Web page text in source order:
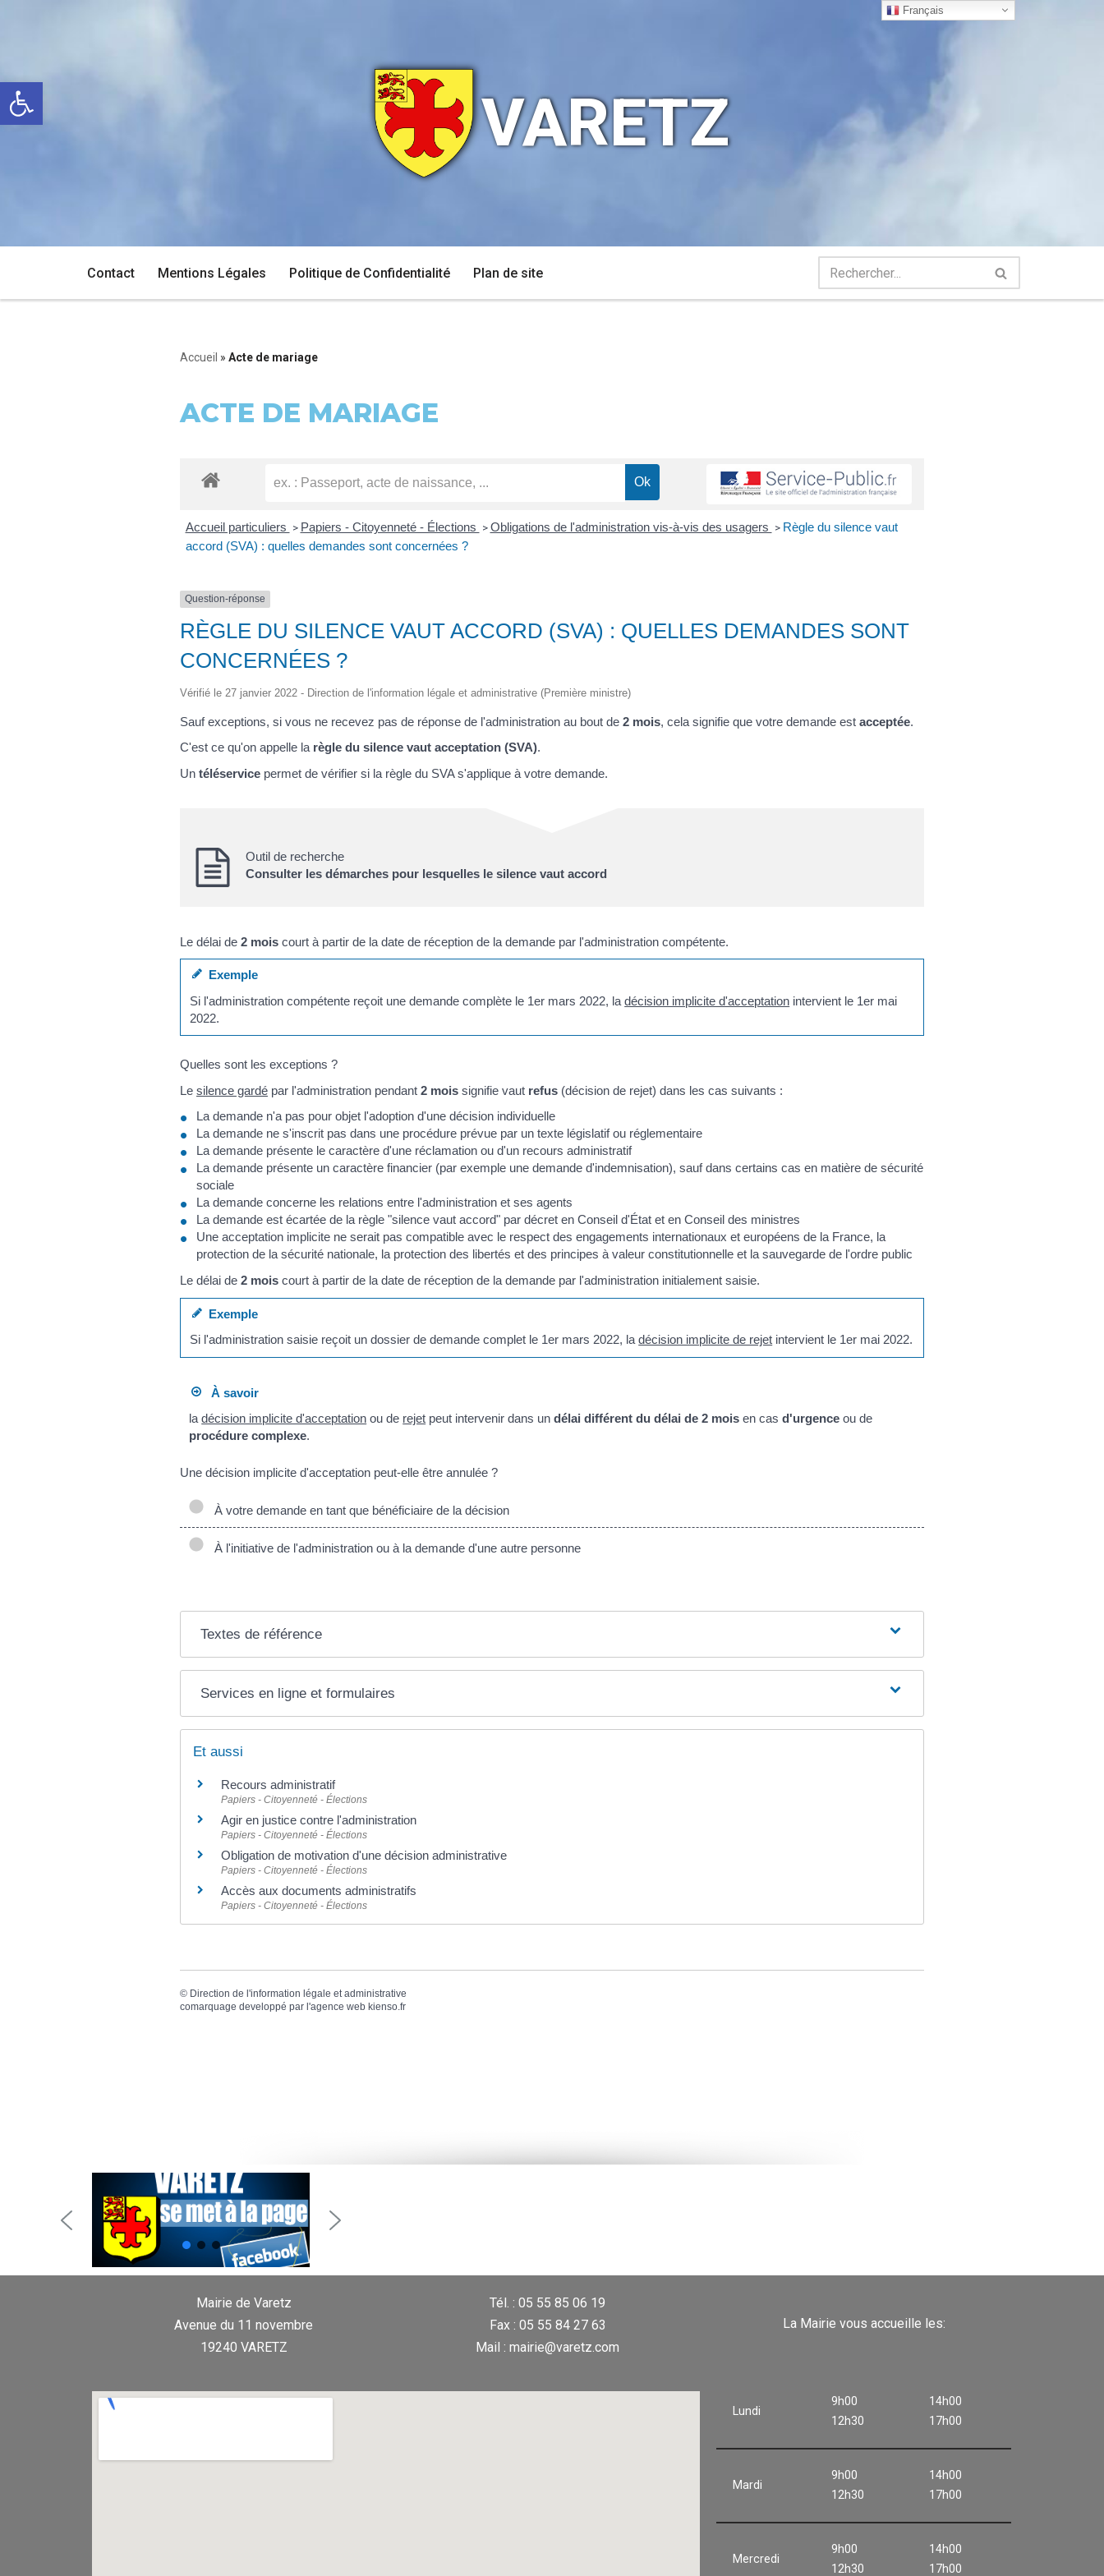
Ouvrir la barre d’outils
contenu
VARETZ
Contact Mentions Légales Politique de Confidentialité Plan de site
Accueil » Acte de mariage
ACTE DE MARIAGE
Accueil particuliers > Papiers - Citoyenneté - Élections > Obligations de l'administration vis-à-vis des usagers > Règle du silence vaut
accord (SVA) : quelles demandes sont concernées ?
Question-réponse
RÈGLE DU SILENCE VAUT ACCORD (SVA) : QUELLES DEMANDES SONT
CONCERNÉES ?
Vérifié le 27 janvier 2022 - Direction de l'information légale et administrative (Première ministre)
Sauf exceptions, si vous ne recevez pas de réponse de l'administration au bout de 2 mois, cela signifie que votre demande est acceptée.
C'est ce qu'on appelle la règle du silence vaut acceptation (SVA).
Un téléservice permet de vérifier si la règle du SVA s'applique à votre demande.
Outil de recherche
Consulter les démarches pour lesquelles le silence vaut accord
Le délai de 2 mois court à partir de la date de réception de la demande par l'administration compétente.
Exemple
Si l'administration compétente reçoit une demande complète le 1er mars 2022, ladécision implicite d'acceptation intervient le 1er mai
2022.
Quelles sont les exceptions ?
Le silence gardé par l'administration pendant 2 mois signifie vaut refus (décision de rejet) dans les cas suivants :
La demande n'a pas pour objet l'adoption d'une décision individuelle
La demande ne s'inscrit pas dans une procédure prévue par un texte législatif ou réglementaire
La demande présente le caractère d'une réclamation ou d'un recours administratif
La demande présente un caractère financier (par exemple une demande d'indemnisation), sauf dans certains cas en matière de sécurité
sociale
La demande concerne les relations entre l'administration et ses agents
La demande est écartée de la règle "silence vaut accord" par décret en Conseil d'État et en Conseil des ministres
Une acceptation implicite ne serait pas compatible avec le respect des engagements internationaux et européens de la France, la
protection de la sécurité nationale, la protection des libertés et des principes à valeur constitutionnelle et la sauvegarde de l'ordre public
Le délai de 2 mois court à partir de la date de réception de la demande par l'administration initialement saisie.
Exemple
Si l'administration saisie reçoit un dossier de demande complet le 1er mars 2022, ladécision implicite de rejet intervient le 1er mai 2022.
À savoir
ladécision implicite d'acceptation ou de rejet peut intervenir dans undélai différent du délai de 2 mois en casd'urgence ou de
procédure complexe.
Une décision implicite d'acceptation peut-elle être annulée ?
À votre demande en tant que bénéficiaire de la décision
À l'initiative de l'administration ou à la demande d'une autre personne
Textes de référence
Services en ligne et formulaires
Et aussi
Recours administratif
Papiers - Citoyenneté - Élections
Agir en justice contre l'administration
Papiers - Citoyenneté - Élections
Obligation de motivation d'une décision administrative
Papiers - Citoyenneté - Élections
Accès aux documents administratifs
Papiers - Citoyenneté - Élections
© Direction de l'information légale et administrative
comarquage developpé par l'agence web kienso.fr
Mairie de Varetz
Avenue du 11 novembre
19240 VARETZ
Tél. : 05 55 85 06 19
Fax : 05 55 84 27 63
Mail : mairie@varetz.com
La Mairie vous accueille les:
Lundi
9h00
12h30
14h00
17h00
Mardi
9h00
12h30
14h00
17h00
Mercredi
9h00
12h30
14h00
17h00
Français